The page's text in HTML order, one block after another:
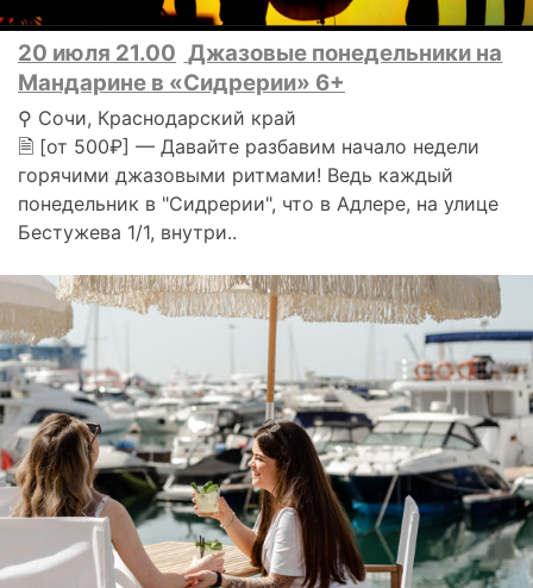
20 июля 21.00 Джазовые понедельники на
Мандарине в «Сидрерии» 6+
⚲ Сочи, Краснодарский край
🗎 [от 500₽] — Давайте разбавим начало недели
горячими джазовыми ритмами! Ведь каждый
понедельник в "Сидрерии", что в Адлере, на улице
Бестужева 1/1, внутри..